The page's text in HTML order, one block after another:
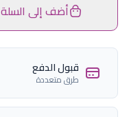
أضف إلى السلة
قبول الدفع
طرق متعددة